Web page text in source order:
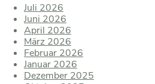
Juli 2026
Juni 2026
April 2026
März 2026
Februar 2026
Januar 2026
Dezember 2025